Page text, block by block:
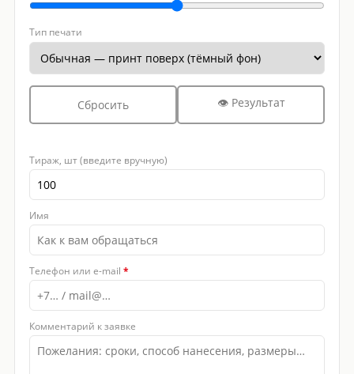
Тип печати
Сбросить 👁 Результат
Тираж, шт (введите вручную)
Имя
Телефон или e-mail *
Комментарий к заявке